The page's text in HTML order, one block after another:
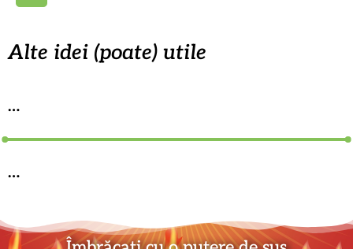
Alte idei (poate) utile
…
…